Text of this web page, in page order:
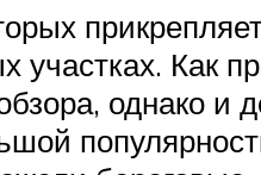
Как
однако